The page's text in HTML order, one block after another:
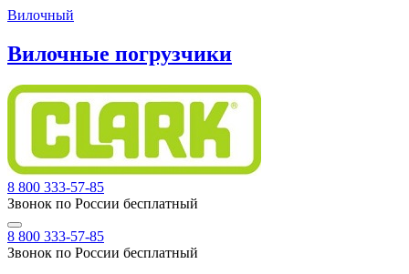
Вилочный
Вилочные погрузчики
8 800 333-57-85
Звонок по России бесплатный
8 800 333-57-85
Звонок по России бесплатный